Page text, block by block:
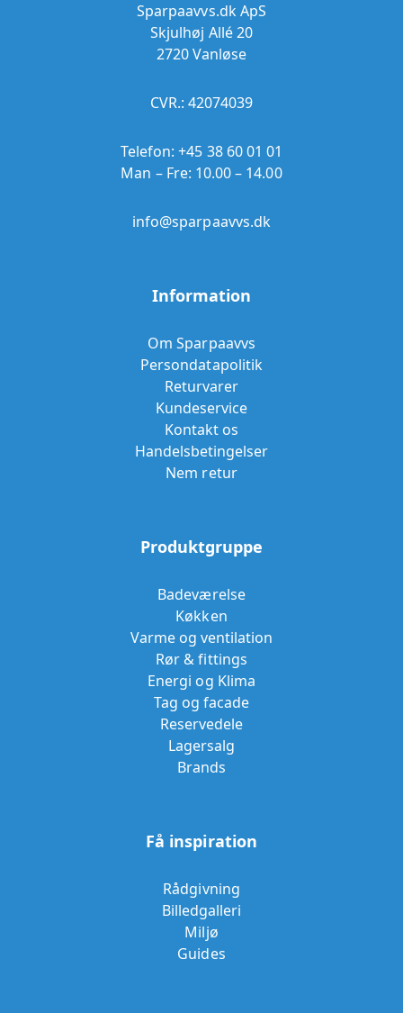
Sparpaavvs.dk ApS
Skjulhøj Allé 20
2720 Vanløse
CVR.: 42074039
Telefon:+45 38 60 01 01
Man – Fre: 10.00 – 14.00
info@sparpaavvs.dk
Information
Om Sparpaavvs
Persondatapolitik
Returvarer
Kundeservice
Kontakt os
Handelsbetingelser
Nem retur
Produktgruppe
Badeværelse
Køkken
Varme og ventilation
Rør & fittings
Energi og Klima
Tag og facade
Reservedele
Lagersalg
Brands
Få inspiration
Rådgivning
Billedgalleri
Miljø
Guides